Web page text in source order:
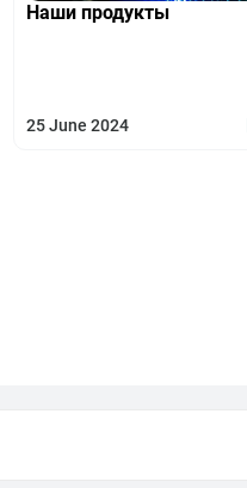
Наши продукты
25 June 2024